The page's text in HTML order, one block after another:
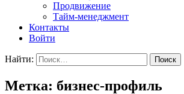
Продвижение
Тайм-менеджмент
Контакты
Войти
Найти:
Метка: бизнес-профиль